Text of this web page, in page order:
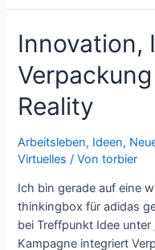
Innovation,
Reality
Arbeitsleben, Ideen,
Virtuelles / Vontorbier
Ich bin gerade auf eine
thinkingbox für adidas
bei Treffpunkt Idee
Kampagne integriert